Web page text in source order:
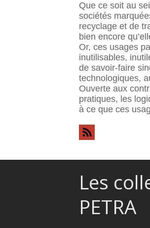
Que ce soit au
sociétés
recyclage et de
bien encore
Or, ces usages
inutilisables,
de savoir-faire
technologiques,
Ouverte aux
pratiques, les
à ce que ces
Les
PETRA